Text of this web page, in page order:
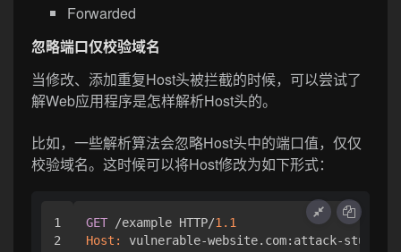
Forwarded
忽略端口仅校验域名
当修改、添加重复Host头被拦截的时候，可以尝试了
解Web应用程序是怎样解析Host头的。
比如，一些解析算法会忽略Host头中的端口值，仅仅
校验域名。这时候可以将Host修改为如下形式：
1
GET /example HTTP/1.1
Host:
vulnerable-website.com:attack-stuff